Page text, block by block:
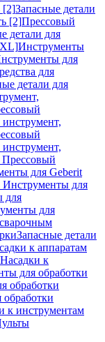
[2]Запасные детали
[2]Прессовый
детали для
Инструменты
для
для
детали для
Прессовый
для Geberit
Инструменты для
для
для
Запасные детали
к аппаратам
к
для обработки
обработки
к инструментам